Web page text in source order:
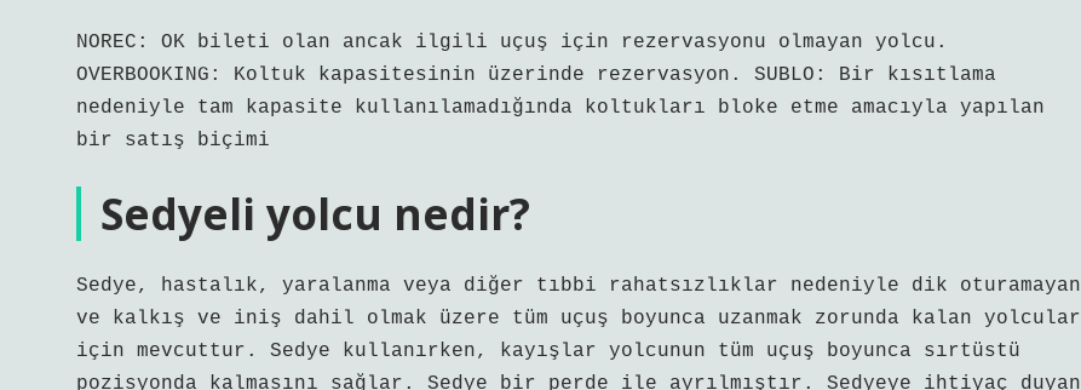
NOREC: OK bileti olan ancak ilgili uçuş için rezervasyonu olmayan yolcu.
OVERBOOKING: Koltuk kapasitesinin üzerinde rezervasyon. SUBLO: Bir kısıtlama
nedeniyle tam kapasite kullanılamadığında koltukları bloke etme amacıyla yapılan
bir satış biçimi
Sedyeli yolcu nedir?
Sedye, hastalık, yaralanma veya diğer tıbbi rahatsızlıklar nedeniyle dik oturamayan
ve kalkış ve iniş dahil olmak üzere tüm uçuş boyunca uzanmak zorunda kalan yolcular
için mevcuttur. Sedye kullanırken, kayışlar yolcunun tüm uçuş boyunca sırtüstü
pozisyonda kalmasını sağlar. Sedye bir perde ile ayrılmıştır. Sedyeye ihtiyaç duyan